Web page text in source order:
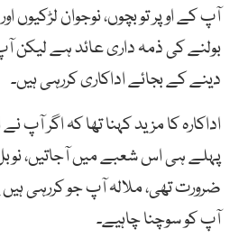
آپ کے اوپر تو بچوں، نوجوان لڑکیوں
بولنے کی ذمہ داری عائد ہے لیکن
دینے کے بجائے اداکاری کررہی ہیں۔
اداکارہ کا مزید کہنا تھا کہ اگر آپ
پہلے ہی اس شعبے میں آجاتیں،
ضرورت تھی، ملالہ آپ جو کررہی
آپ کو سوچنا چاہیے۔